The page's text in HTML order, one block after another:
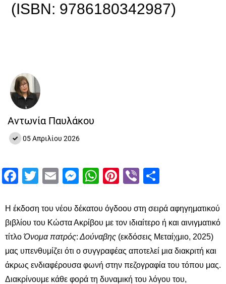
(ISBN: 9786180342987)
Αντωνία Παυλάκου
05 Απριλίου 2026
Facebook
Twitter
EmailMessenger
WhatsApp
Pinterest
Viber
H έκδοση του νέου δέκατου όγδοου στη σειρά αφηγηματικού
βιβλίου του Κώστα Ακρίβου με τον ιδιαίτερο ή και αινιγματικό
τίτλο Όνομα πατρός: Δούναβης (εκδόσεις Μεταίχμιο, 2025)
μας υπενθυμίζει ότι ο συγγραφέας αποτελεί μια διακριτή και
άκρως ενδιαφέρουσα φωνή στην πεζογραφία του τόπου μας.
Διακρίνουμε κάθε φορά τη δυναμική του λόγου του,